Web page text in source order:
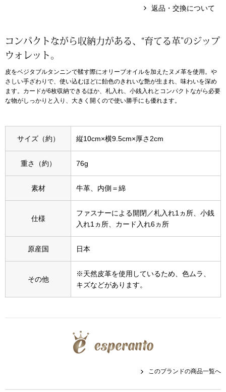
ダーウェア
アクセサリー
リュック･バッ
ボストンバッグ
スーツケース
その他
レースアップ
ブーツ
財布／小物
返品・交換について
コンパクトながら収納力がある、“育てる革”のジップ
ウォレット。
皮をベジタブルタンニンで鞣す際にオリーブオイルを加えたヌメ革を使用。や
さしい手ざわりで、使い込むほどに飴色のきれいな艶が生まれ、味わいを深め
ます。カードが6枚収納できるほか、札入れ、小銭入れとコンパクトながら必要
な物がしっかりと入り、大きく開くので使い勝手にも優れます。
サイズ（約） 縦10cm×横9.5cm×厚さ2cm
重さ（約） 76g
素材 牛革、内側＝綿
仕様
ファスナーによる開閉／札入れ1ヵ所、小銭
入れ1ヵ所、カード入れ6ヵ所
原産国 日本
その他
※天然皮革を使用しているため、色ムラ、
キズなどがあります。
このブランドの商品一覧へ